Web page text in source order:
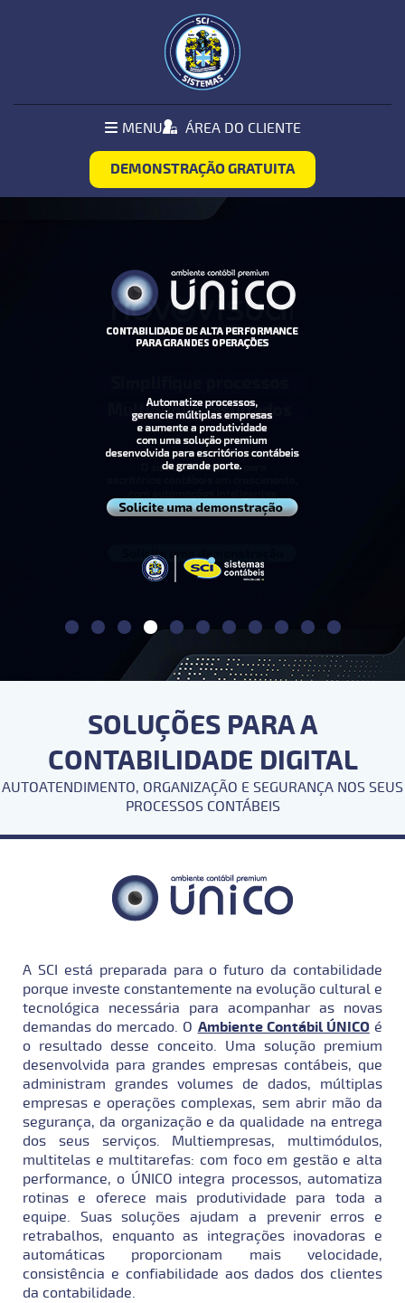
MENU ÁREA DO CLIENTE
DEMONSTRAÇÃO GRATUITA
SOLUÇÕES PARA A
CONTABILIDADE DIGITAL
AUTOATENDIMENTO, ORGANIZAÇÃO E SEGURANÇA NOS SEUS
PROCESSOS CONTÁBEIS
A SCI está preparada para o futuro da contabilidade
porque investe constantemente na evolução cultural e
tecnológica necessária para acompanhar as novas
demandas do mercado. O Ambiente Contábil ÚNICOé
o resultado desse conceito. Uma solução premium
desenvolvida para grandes empresas contábeis, que
administram grandes volumes de dados, múltiplas
empresas e operações complexas, sem abrir mão da
segurança, da organização e da qualidade na entrega
dos seus serviços. Multiempresas, multimódulos,
multitelas e multitarefas: com foco em gestão e alta
performance, o ÚNICO integra processos, automatiza
rotinas e oferece mais produtividade para toda a
equipe. Suas soluções ajudam a prevenir erros e
retrabalhos, enquanto as integrações inovadoras e
automáticas proporcionam mais velocidade,
consistência e confiabilidade aos dados dos clientes
da contabilidade.